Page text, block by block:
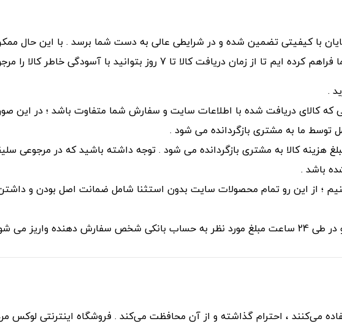
با کیفیتی تضمین شده و در شرایطی عالی به دست شما برسد . با این حال
کالا تا 7 روز بتوانید با آسودگی خاطر کالا را مرجوع کنید .
.
توسط ما به مشتری بازگردانده می شود .
کالا به مشتری بازگردانده می شود . توجه داشته باشید که در مرجوعی
باشد .
؛ از این رو تمام محصولات سایت بدون استثنا شامل ضمانت اصل بودن و
می شود .
می‏‌کنند ، احترام گذاشته و از آن محافظت می‏‌کند . فروشگاه اینترنتی لوکس